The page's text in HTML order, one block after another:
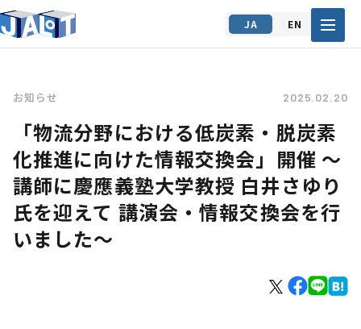
JA EN
お知らせ 2025.02.20
「物流分野における低炭素・脱炭素
化推進に向けた情報交換会」開催 ～
講師に慶應義塾大学教授 白井さゆり
氏を迎えて 講演会・情報交換会を行
いました～